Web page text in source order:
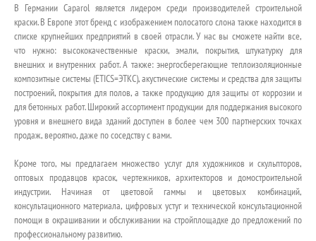
В Германии Caparol является лидером среди производителей строительной
краски. В Европе этот бренд с изображением полосатого слона также находится в
списке крупнейших предприятий в своей отрасли. У нас вы сможете найти все,
что нужно: высококачественные краски, эмали, покрытия, штукатурку для
внешних и внутренних работ. А также: энергосберегающие теплоизоляционные
композитные системы (ETICS=ЭТКС), акустические системы и средства для защиты
построений, покрытия для полов, а также продукцию для защиты от коррозии и
для бетонных работ. Широкий ассортимент продукции для поддержания высокого
уровня и внешнего вида зданий доступен в более чем 300 партнерских точках
продаж, вероятно, даже по соседству с вами.
Кроме того, мы предлагаем множество услуг для художников и скульпторов,
оптовых продавцов красок, чертежников, архитекторов и домостроительной
индустрии. Начиная от цветовой гаммы и цветовых комбинаций,
консультационного материала, цифровых устуг и технической консультационной
помощи в окрашивании и обслуживании на стройплощадке до предложений по
профессиональному развитию.